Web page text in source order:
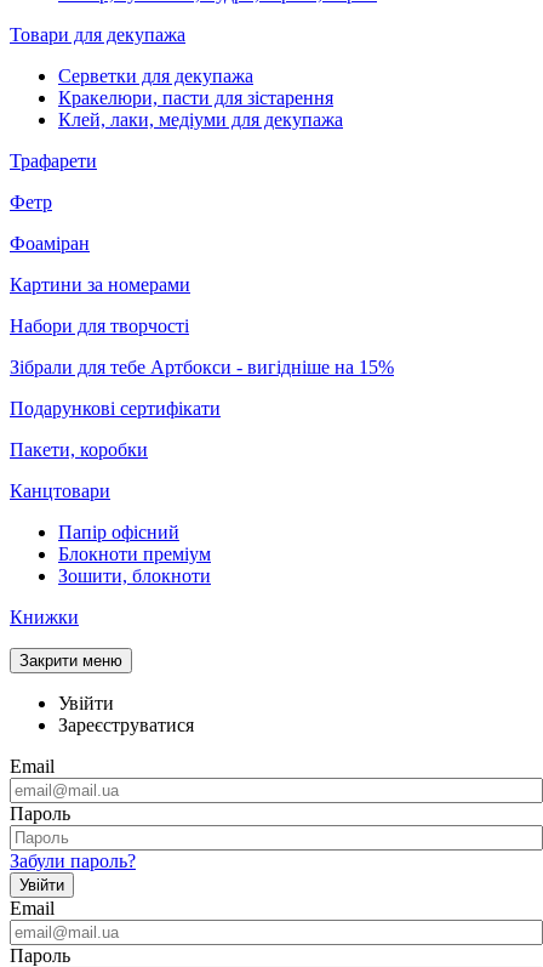
Товари для декупажа
Серветки для декупажа
Кракелюри, пасти для зістарення
Клей, лаки, медіуми для декупажа
Трафарети
Фетр
Фоаміран
Картини за номерами
Набори для творчості
Зібрали для тебе Артбокси - вигідніше на 15%
Подарункові сертифікати
Пакети, коробки
Канцтовари
Папір офісний
Блокноти преміум
Зошити, блокноти
Книжки
Закрити меню
Увійти
Зареєструватися
Email
Пароль
Забули пароль?
Увійти
Email
Пароль